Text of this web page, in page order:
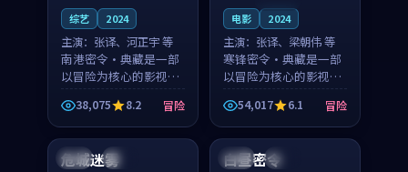
综艺 2024
主演： 张译、河正宇 等
南港密令·典藏是一部
以冒险为核心的影视作
品，围绕危机、反转与
人物成长展开，整体节
奏紧凑，值得推荐观
看。
38,075 8.2 冒险
电影 2024
主演： 张译、梁朝伟 等
寒锋密令·典藏是一部
以冒险为核心的影视作
品，围绕危机、反转与
人物成长展开，整体节
奏紧凑，值得推荐观
看。
54,017 6.1 冒险
中国 独播
危城迷雾 中国 高分
白昼密令